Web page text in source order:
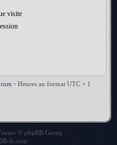
visite
• Heures au format UTC + 1
© phpBB Group
fr.com